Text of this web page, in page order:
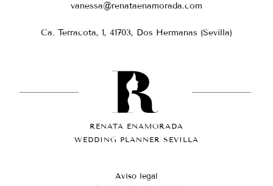
vanessa@renataenamorada.com
Ca. Terracota, 1, 41703, Dos Hermanas (Sevilla)
RENATA ENAMORADA
WEDDING PLANNER SEVILLA
Aviso legal